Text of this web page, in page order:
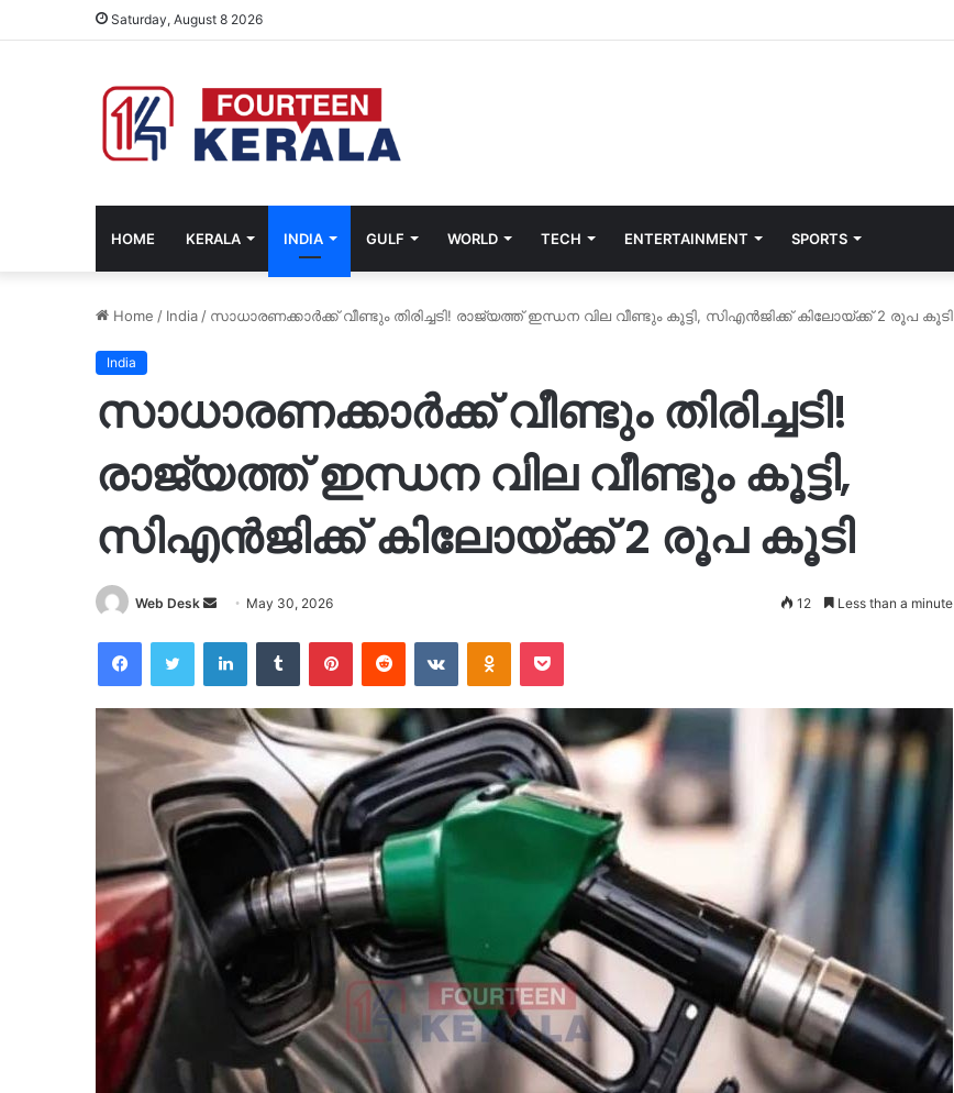
Saturday, August 8 2026
HOME KERALA INDIA GULF WORLD TECH ENTERTAINMENT SPORTS
Home / India / സാധാരണക്കാർക്ക് വീണ്ടും തിരിച്ചടി! രാജ്യത്ത് ഇന്ധന വില വീണ്ടും കൂട്ടി, സിഎൻജിക്ക് കിലോയ്ക്ക് 2 രൂപ കൂടി
India
സാധാരണക്കാർക്ക് വീണ്ടും തിരിച്ചടി!
രാജ്യത്ത് ഇന്ധന വില വീണ്ടും കൂട്ടി,
സിഎൻജിക്ക് കിലോയ്ക്ക് 2 രൂപ കൂടി
Web Desk
Send
email
May 30, 2026 12 Less than a minute
FacebookTwitter LinkedInTumblr PinterestReddit VKontakteOdnoklassniki
Pocket